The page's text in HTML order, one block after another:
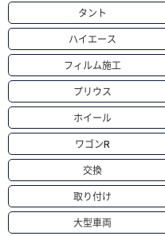
タント
ハイエース
フィルム施工
プリウス
ホイール
ワゴンR
交換
取り付け
大型車両